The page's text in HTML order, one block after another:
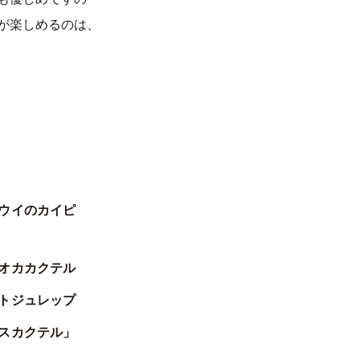
しめるのは、
イのカイピ
カカクテル
ジュレップ
カクテル」